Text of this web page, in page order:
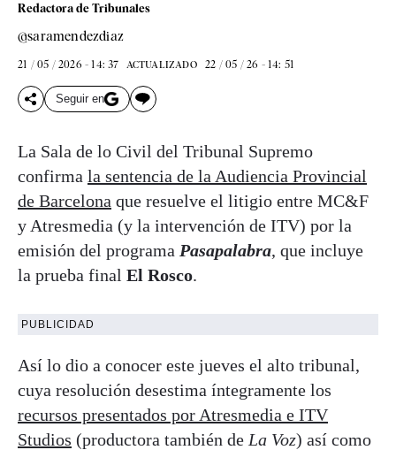
Redactora de Tribunales
@saramendezdiaz
21 / 05 / 2026 - 14: 37 ACTUALIZADO 22 / 05 / 26 - 14: 51
Seguir en
La Sala de lo Civil del Tribunal Supremo
confirma la sentencia de la Audiencia Provincial
de Barcelona que resuelve el litigio entre MC&F
y Atresmedia (y la intervención de ITV) por la
emisión del programa Pasapalabra, que incluye
la prueba final El Rosco.
PUBLICIDAD
Así lo dio a conocer este jueves el alto tribunal,
cuya resolución desestima íntegramente los
recursos presentados por Atresmedia e ITV
Studios (productora también de La Voz) así como